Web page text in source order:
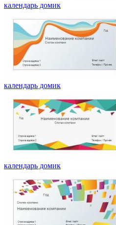
календарь домик
календарь домик
календарь домик